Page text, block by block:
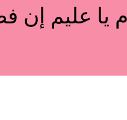
يا عليم إن